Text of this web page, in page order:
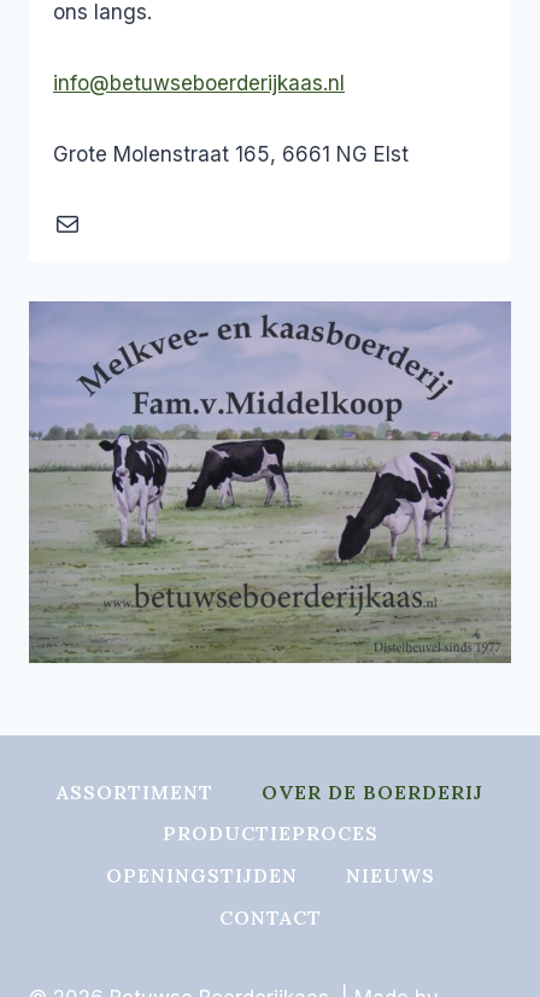
ons langs.
info@betuwseboerderijkaas.nl
Grote Molenstraat 165, 6661 NG Elst
Mail
ASSORTIMENT
OVER DE BOERDERIJ
PRODUCTIEPROCES
OPENINGSTIJDEN
NIEUWS
CONTACT